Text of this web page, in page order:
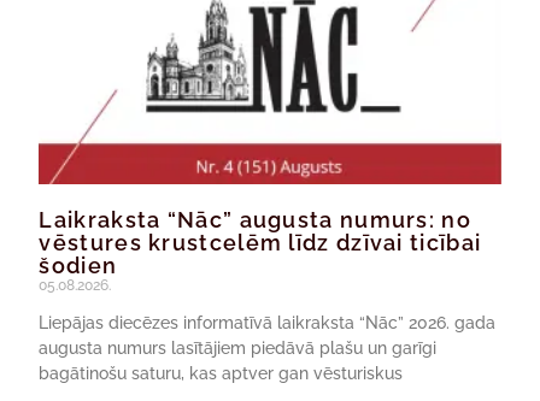
Laikraksta “Nāc” augusta numurs: no
vēstures krustcelēm līdz dzīvai ticībai
šodien
05.08.2026.
Liepājas diecēzes informatīvā laikraksta “Nāc” 2026. gada
augusta numurs lasītājiem piedāvā plašu un garīgi
bagātinošu saturu, kas aptver gan vēsturiskus